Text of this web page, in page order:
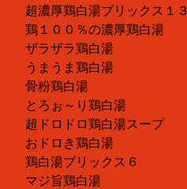
超濃厚鶏白湯ブリックス１３
鶏１００％の濃厚鶏白湯
ザラザラ鶏白湯
うまうま鶏白湯
骨粉鶏白湯
とろぉ～り鶏白湯
超ドロドロ鶏白湯スープ
おドロき鶏白湯
鶏白湯ブリックス６
マジ旨鶏白湯